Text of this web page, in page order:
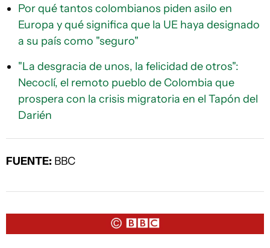
Por qué tantos colombianos piden asilo en
Europa y qué significa que la UE haya designado
a su país como "seguro"
"La desgracia de unos, la felicidad de otros":
Necoclí, el remoto pueblo de Colombia que
prospera con la crisis migratoria en el Tapón del
Darién
FUENTE: BBC